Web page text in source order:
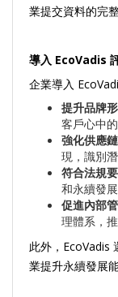
業提交資料的完
導入 EcoVadis
企業導入
提升品牌
客戶心中
強化供應
現，識別
符合法規
和永續發
促進內部
理體系，
此外，EcoVadis
業提升永續發展能